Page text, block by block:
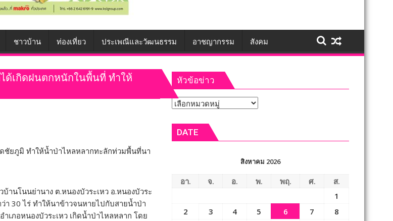
ชาวบ้าน ท่องเที่ยว ประเพณีและวัฒนธรรม อาชญากรรม สังคม
เกิดฝนตกหนักในพื้นที่ ทำให้
ยภูมิ ทำให้น้ำป่าไหลหลากทะลักท่วมพื้นที่นา
านโนนย่านาง ต.หนองบัวระเหว อ.หนองบัวระ
30 ไร่ ทำให้นาข้าวจนหายไปกับสายน้ำป่า
ภอหนองบัวระเหว เกิดน้ำป่าไหลหลาก โดย
หัวข้อข่าว
หัวข้อ
DATE
สิงหาคม 2026
อา. จ. อ. พ. พฤ. ศ.
ส.
1
2
3 4 5 6 7
8